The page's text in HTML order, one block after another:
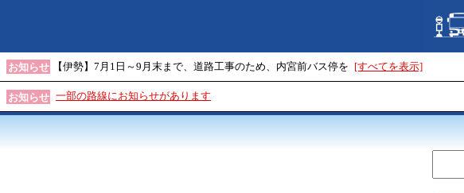
お知らせ 【伊勢】7月1日～9月末まで、道路工事のため、内宮前バス停を [すべてを表示]
お知らせ 一部の路線にお知らせがあります